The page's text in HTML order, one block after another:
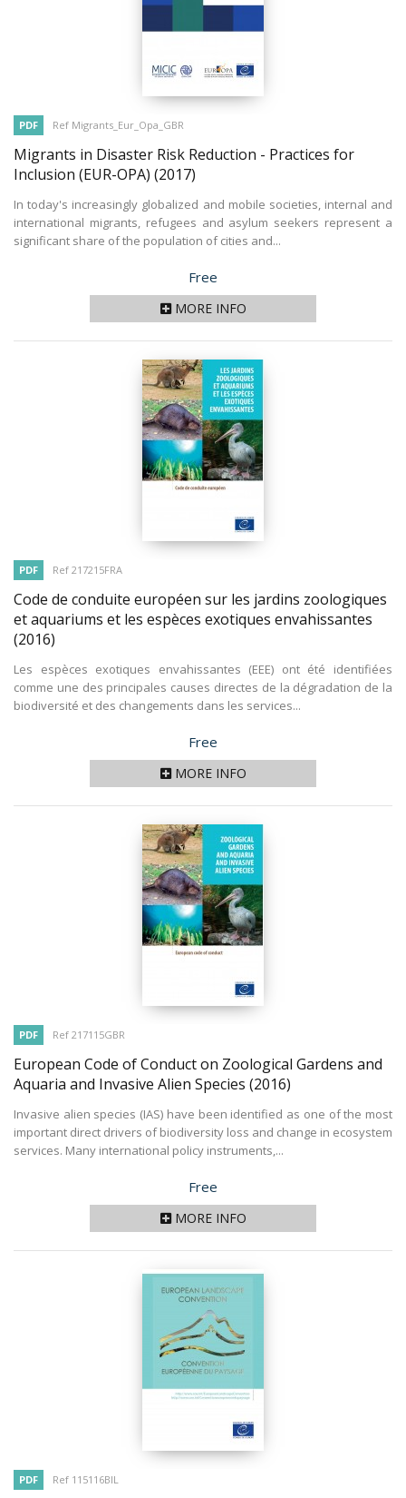
PDF Ref Migrants_Eur_Opa_GBR
Migrants in Disaster Risk Reduction - Practices for
Inclusion (EUR-OPA) (2017)
In today's increasingly globalized and mobile societies, internal and
international migrants, refugees and asylum seekers represent a
significant share of the population of cities and...
Price
Free
MORE INFO
PDF Ref 217215FRA
Code de conduite européen sur les jardins zoologiques
et aquariums et les espèces exotiques envahissantes
(2016)
Les espèces exotiques envahissantes (EEE) ont été identifiées
comme une des principales causes directes de la dégradation de la
biodiversité et des changements dans les services...
Price
Free
MORE INFO
PDF Ref 217115GBR
European Code of Conduct on Zoological Gardens and
Aquaria and Invasive Alien Species (2016)
Invasive alien species (IAS) have been identified as one of the most
important direct drivers of biodiversity loss and change in ecosystem
services. Many international policy instruments,...
Price
Free
MORE INFO
PDF Ref 115116BIL